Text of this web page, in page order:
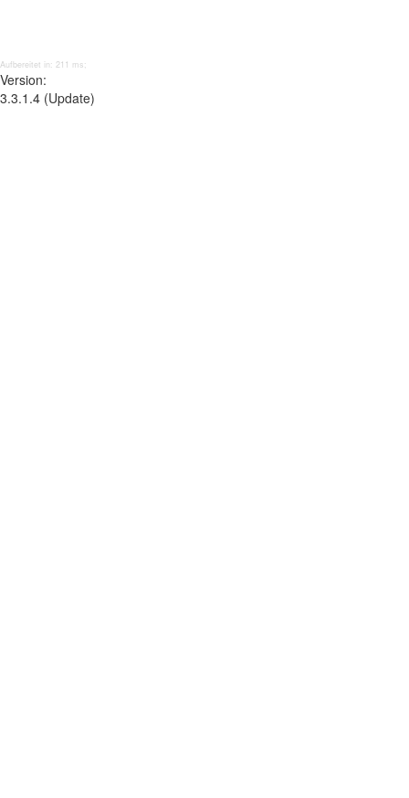
Aufbereitet in: 211 ms;
Version:
3.3.1.4 (Update)